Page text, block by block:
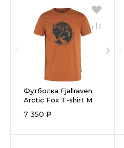
Футболка Fjallraven
Arctic Fox T-shirt M
7 350 ₽